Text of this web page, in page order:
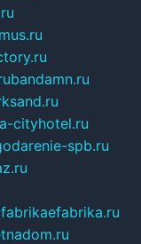
bandamn.ru
cityhotel.ru
spb.ru